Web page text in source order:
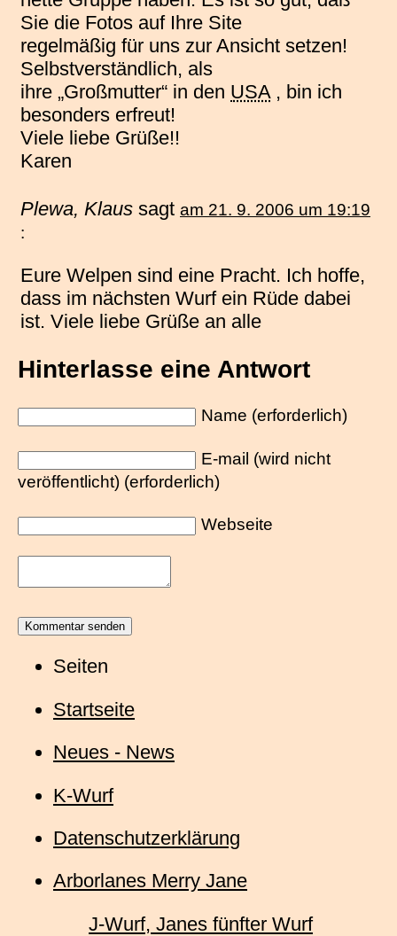
Sie die Fotos auf Ihre Site
regelmäßig für uns zur Ansicht setzen!
Selbstverständlich, als
ihre „Großmutter“ in den USA , bin ich
besonders erfreut!
Viele liebe Grüße!!
Karen
Plewa, Klaus sagt am 21. 9. 2006 um 19:19
:
Eure Welpen sind eine Pracht. Ich hoffe,
dass im nächsten Wurf ein Rüde dabei
ist. Viele liebe Grüße an alle
Hinterlasse eine Antwort
Name (erforderlich)
E-mail (wird nicht
veröffentlicht) (erforderlich)
Webseite
Seiten
Startseite
Neues - News
K-Wurf
Datenschutzerklärung
Arborlanes Merry Jane
J-Wurf, Janes fünfter Wurf